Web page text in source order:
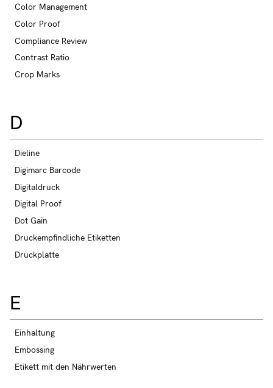
Color Management
Color Proof
Compliance Review
Contrast Ratio
Crop Marks
D
Dieline
Digimarc Barcode
Digitaldruck
Digital Proof
Dot Gain
Druckempfindliche Etiketten
Druckplatte
E
Einhaltung
Embossing
Etikett mit den Nährwerten